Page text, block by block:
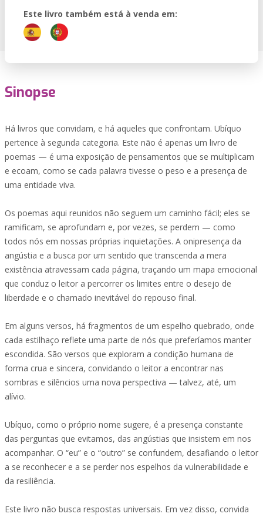
Este livro também está à venda em:
Sinopse
Há livros que convidam, e há aqueles que confrontam. Ubíquo
pertence à segunda categoria. Este não é apenas um livro de
poemas — é uma exposição de pensamentos que se multiplicam
e ecoam, como se cada palavra tivesse o peso e a presença de
uma entidade viva.
Os poemas aqui reunidos não seguem um caminho fácil; eles se
ramificam, se aprofundam e, por vezes, se perdem — como
todos nós em nossas próprias inquietações. A onipresença da
angústia e a busca por um sentido que transcenda a mera
existência atravessam cada página, traçando um mapa emocional
que conduz o leitor a percorrer os limites entre o desejo de
liberdade e o chamado inevitável do repouso final.
Em alguns versos, há fragmentos de um espelho quebrado, onde
cada estilhaço reflete uma parte de nós que preferíamos manter
escondida. São versos que exploram a condição humana de
forma crua e sincera, convidando o leitor a encontrar nas
sombras e silêncios uma nova perspectiva — talvez, até, um
alívio.
Ubíquo, como o próprio nome sugere, é a presença constante
das perguntas que evitamos, das angústias que insistem em nos
acompanhar. O “eu” e o “outro” se confundem, desafiando o leitor
a se reconhecer e a se perder nos espelhos da vulnerabilidade e
da resiliência.
Este livro não busca respostas universais. Em vez disso, convida